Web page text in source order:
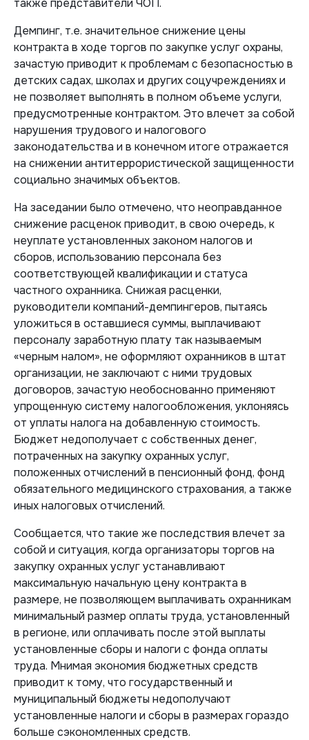
также представители ЧОП.
Демпинг, т.е. значительное снижение цены
контракта в ходе торгов по закупке услуг охраны,
зачастую приводит к проблемам с безопасностью в
детских садах, школах и других соцучреждениях и
не позволяет выполнять в полном объеме услуги,
предусмотренные контрактом. Это влечет за собой
нарушения трудового и налогового
законодательства и в конечном итоге отражается
на снижении антитеррористической защищенности
социально значимых объектов.
На заседании было отмечено, что неоправданное
снижение расценок приводит, в свою очередь, к
неуплате установленных законом налогов и
сборов, использованию персонала без
соответствующей квалификации и статуса
частного охранника. Снижая расценки,
руководители компаний-демпингеров, пытаясь
уложиться в оставшиеся суммы, выплачивают
персоналу заработную плату так называемым
«черным налом», не оформляют охранников в штат
организации, не заключают с ними трудовых
договоров, зачастую необоснованно применяют
упрощенную систему налогообложения, уклоняясь
от уплаты налога на добавленную стоимость.
Бюджет недополучает с собственных денег,
потраченных на закупку охранных услуг,
положенных отчислений в пенсионный фонд, фонд
обязательного медицинского страхования, а также
иных налоговых отчислений.
Сообщается, что такие же последствия влечет за
собой и ситуация, когда организаторы торгов на
закупку охранных услуг устанавливают
максимальную начальную цену контракта в
размере, не позволяющем выплачивать охранникам
минимальный размер оплаты труда, установленный
в регионе, или оплачивать после этой выплаты
установленные сборы и налоги с фонда оплаты
труда. Мнимая экономия бюджетных средств
приводит к тому, что государственный и
муниципальный бюджеты недополучают
установленные налоги и сборы в размерах гораздо
больше сэкономленных средств.